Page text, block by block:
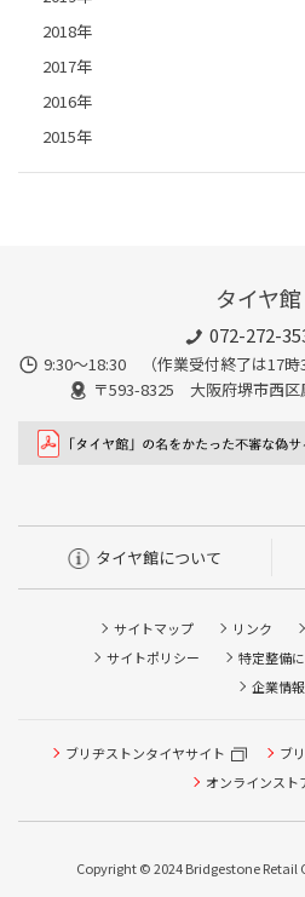
2018年
2017年
2016年
2015年
タイヤ
072-272-
9:30〜18:30 （作業受付終了は17時
〒593-8325 大阪府堺市西区
タイヤ館について
サイトマップ リンク
サイトポリシー
特定整備
企業情報
ブリヂストンタイヤサイト
ブ
オンラインスト
Copyright © 2024 Bridgestone Retail
タイヤ点検・安全点検/タイヤ履